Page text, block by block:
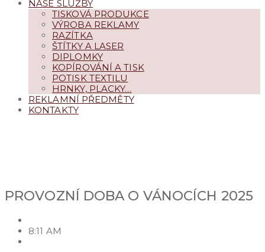
NAŠE SLUŽBY
TISKOVÁ PRODUKCE
VÝROBA REKLAMY
RAZÍTKA
ŠTÍTKY A LASER
DIPLOMKY
KOPÍROVÁNÍ A TISK
POTISK TEXTILU
HRNKY, PLACKY…
REKLAMNÍ PŘEDMĚTY
KONTAKTY
PROVOZNÍ DOBA O VÁNOCÍCH 2025
8:11 AM